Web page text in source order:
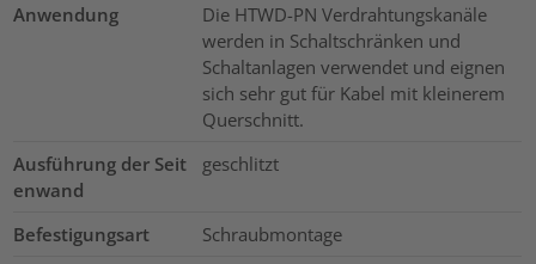
Anwendung
Die HTWD-PN Verdrahtungskanäle
werden in Schaltschränken und
Schaltanlagen verwendet und eignen
sich sehr gut für Kabel mit kleinerem
Querschnitt.
Ausführung der Seit
enwand
geschlitzt
Befestigungsart
Schraubmontage